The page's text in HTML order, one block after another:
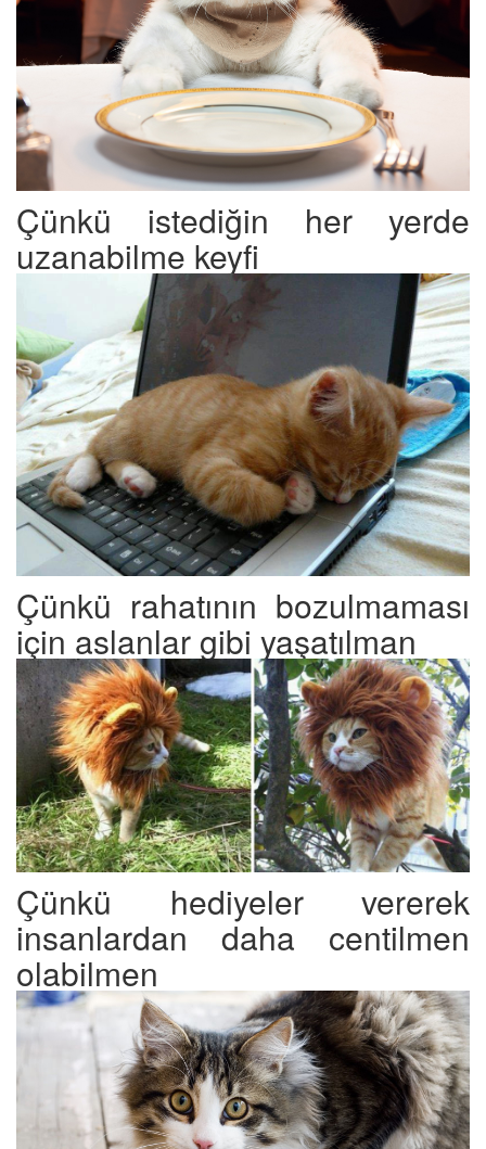
Çünkü istediğin her yerde
uzanabilme keyfi
Çünkü rahatının bozulmaması
için aslanlar gibi yaşatılman
Çünkü hediyeler vererek
insanlardan daha centilmen
olabilmen